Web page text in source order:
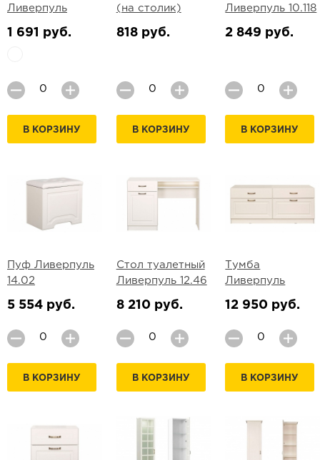
Ливерпуль
1 691 руб.
В КОРЗИНУ
(на столик)
818 руб.
В КОРЗИНУ
Ливерпуль 10.118
2 849 руб.
В КОРЗИНУ
Пуф Ливерпуль
14.02
5 554 руб.
В КОРЗИНУ
Стол туалетный
Ливерпуль 12.46
8 210 руб.
В КОРЗИНУ
Тумба
Ливерпуль
12 950 руб.
В КОРЗИНУ